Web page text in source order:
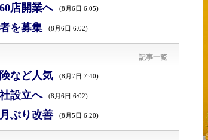
店開業へ (8月6日 6:05)
を募集 (8月6日 6:02)
記事一覧
など人気 (8月7日 7:40)
設立へ (8月6日 6:02)
ぶり改善 (8月5日 6:20)